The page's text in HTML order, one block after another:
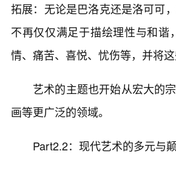
拓展：无论是巴洛克还是洛可可
不再仅仅满足于描绘理性与和
情、痛苦、喜悦、忧伤等，并将
艺术的主题也开始从宏大的
画等更广泛的领域。
Part2.2：现代艺术的多元